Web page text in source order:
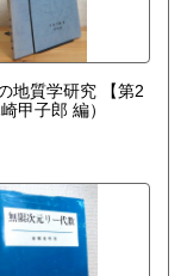
地質学研究 【第2
崎甲子郎 編）